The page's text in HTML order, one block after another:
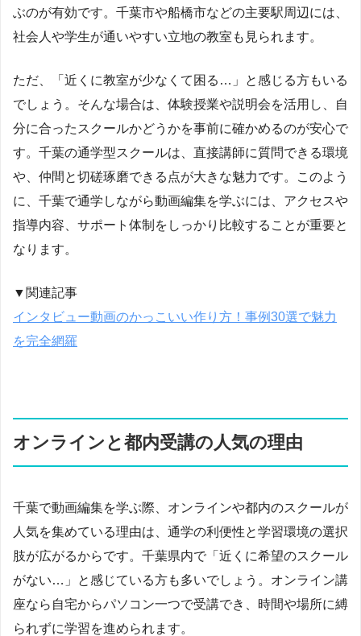
ぶのが有効です。千葉市や船橋市などの主要駅周辺には、
社会人や学生が通いやすい立地の教室も見られます。
ただ、「近くに教室が少なくて困る…」と感じる方もいる
でしょう。そんな場合は、体験授業や説明会を活用し、自
分に合ったスクールかどうかを事前に確かめるのが安心で
す。千葉の通学型スクールは、直接講師に質問できる環境
や、仲間と切磋琢磨できる点が大きな魅力です。このよう
に、千葉で通学しながら動画編集を学ぶには、アクセスや
指導内容、サポート体制をしっかり比較することが重要と
なります。
▼関連記事
インタビュー動画のかっこいい作り方！事例30選で魅力
を完全網羅
オンラインと都内受講の人気の理由
千葉で動画編集を学ぶ際、オンラインや都内のスクールが
人気を集めている理由は、通学の利便性と学習環境の選択
肢が広がるからです。千葉県内で「近くに希望のスクール
がない…」と感じている方も多いでしょう。オンライン講
座なら自宅からパソコン一つで受講でき、時間や場所に縛
られずに学習を進められます。